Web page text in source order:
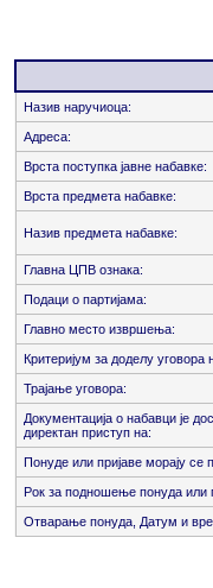
Назив наручиоца:
Адреса:
Врста поступка јавне набавке:
Врста предмета набавке:
Назив предмета набавке:
Главна ЦПВ ознака:
Подаци о партијама:
Главно место извршења:
Критеријум за доделу уговора
Трајање уговора:
Документација о набавци је
директан приступ на:
Понуде или пријаве морају се
Рок за подношење понуда или
Отварање понуда, Датум и